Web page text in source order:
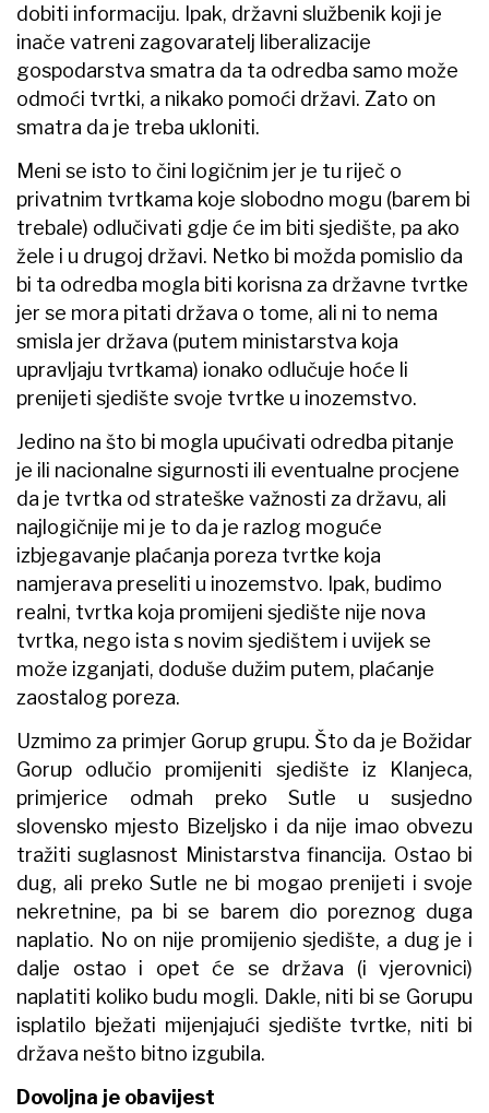
dobiti informaciju. Ipak, državni službenik koji je
inače vatreni zagovaratelj liberalizacije
gospodarstva smatra da ta odredba samo može
odmoći tvrtki, a nikako pomoći državi. Zato on
smatra da je treba ukloniti.
Meni se isto to čini logičnim jer je tu riječ o
privatnim tvrtkama koje slobodno mogu (barem bi
trebale) odlučivati gdje će im biti sjedište, pa ako
žele i u drugoj državi. Netko bi možda pomislio da
bi ta odredba mogla biti korisna za državne tvrtke
jer se mora pitati država o tome, ali ni to nema
smisla jer država (putem ministarstva koja
upravljaju tvrtkama) ionako odlučuje hoće li
prenijeti sjedište svoje tvrtke u inozemstvo.
Jedino na što bi mogla upućivati odredba pitanje
je ili nacionalne sigurnosti ili eventualne procjene
da je tvrtka od strateške važnosti za državu, ali
najlogičnije mi je to da je razlog moguće
izbjegavanje plaćanja poreza tvrtke koja
namjerava preseliti u inozemstvo. Ipak, budimo
realni, tvrtka koja promijeni sjedište nije nova
tvrtka, nego ista s novim sjedištem i uvijek se
može izganjati, doduše dužim putem, plaćanje
zaostalog poreza.
Uzmimo za primjer Gorup grupu. Što da je Božidar
Gorup odlučio promijeniti sjedište iz Klanjeca,
primjerice odmah preko Sutle u susjedno
slovensko mjesto Bizeljsko i da nije imao obvezu
tražiti suglasnost Ministarstva financija. Ostao bi
dug, ali preko Sutle ne bi mogao prenijeti i svoje
nekretnine, pa bi se barem dio poreznog duga
naplatio. No on nije promijenio sjedište, a dug je i
dalje ostao i opet će se država (i vjerovnici)
naplatiti koliko budu mogli. Dakle, niti bi se Gorupu
isplatilo bježati mijenjajući sjedište tvrtke, niti bi
država nešto bitno izgubila.
Dovoljna je obavijest